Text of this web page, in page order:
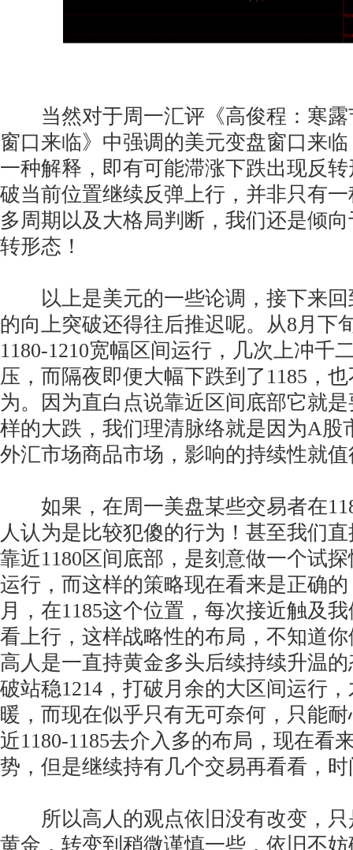
当然对于周一汇评《高俊程：寒露
窗口来临》中强调的美元变盘窗口来
一种解释，即有可能滞涨下跌出现反
破当前位置继续反弹上行，并非只有
多周期以及大格局判断，我们还是倾
转形态！
以上是美元的一些论调，接下来回
的向上突破还得往后推迟呢。从8月下
1180-1210宽幅区间运行，几次上冲千
压，而隔夜即便大幅下跌到了1185，
为。因为直白点说靠近区间底部它就
样的大跌，我们理清脉络就是因为A股
外汇市场商品市场，影响的持续性就
如果，在周一美盘某些交易者在
人认为是比较犯傻的行为！甚至我们
靠近1180区间底部，是刻意做一个试
运行，而这样的策略现在看来是正确
月，在1185这个位置，每次接近触及
看上行，这样战略性的布局，不知道
高人是一直持黄金多头后续持续升温
破站稳1214，打破月余的大区间运行
暖，而现在似乎只有无可奈何，只能
近1180-1185去介入多的布局，现在看
势，但是继续持有几个交易再看看，
所以高人的观点依旧没有改变，只
黄金，转变到稍微谨慎一些，依旧不